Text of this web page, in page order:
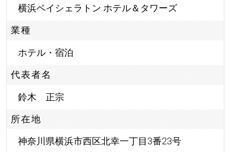
横浜ベイシェラトン ホテル＆タワーズ
業種
ホテル・宿泊
代表者名
鈴木 正宗
所在地
神奈川県横浜市西区北幸一丁目3番23号